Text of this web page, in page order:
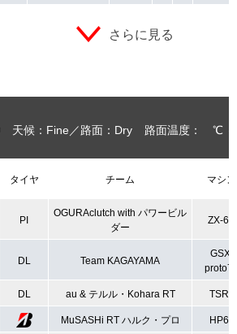
さらに見る
天候：Fine 路面：Dry
路面温度： ℃
タイヤ チーム マシン
PI
OGURAclutch with パワービル
ダー
ZX-6R
DL Team KAGAYAMA
GSX-
DL au & テルル・Kohara RT TSR2
MuSASHi RT ハルク・プロ HP6q